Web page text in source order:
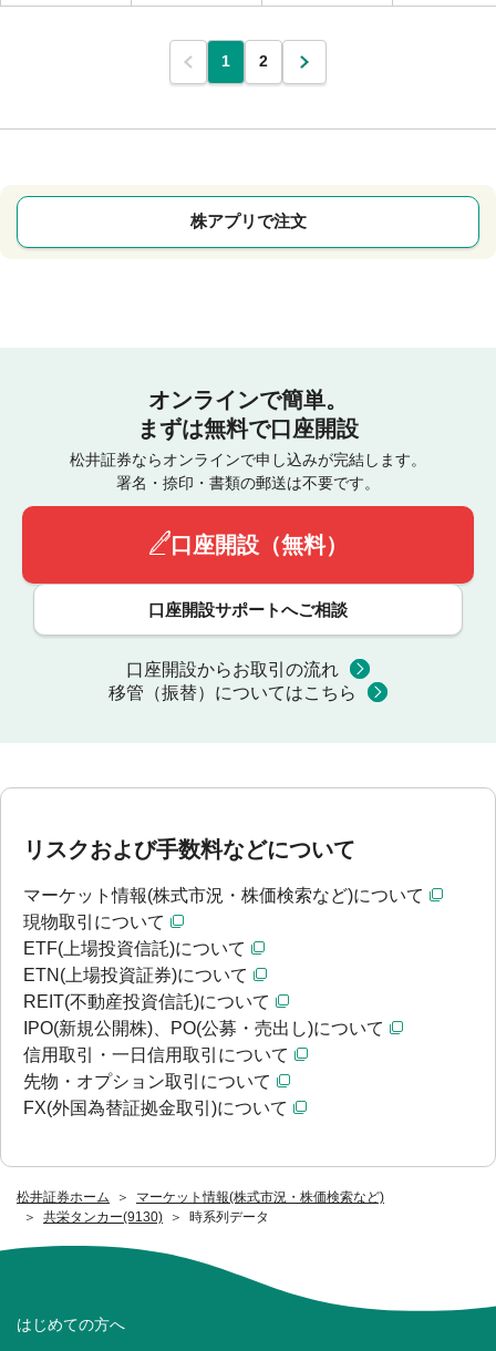
松井証券ホーム
マーケット情報(株式市況・株価検索など)
共栄タンカー(9130)
時系列データ
1 2
株アプリで注文
オンラインで簡単。
まずは無料で口座開設
松井証券ならオンラインで申し込みが完結します。
署名・捺印・書類の郵送は不要です。
口座開設（無料）
口座開設サポートへご相談
口座開設からお取引の流れ
移管（振替）についてはこちら
リスクおよび手数料などについて
マーケット情報(株式市況・株価検索など)について
現物取引について
ETF(上場投資信託)について
ETN(上場投資証券)について
REIT(不動産投資信託)について
IPO(新規公開株)、PO(公募・売出し)について
信用取引・一日信用取引について
先物・オプション取引について
FX(外国為替証拠金取引)について
はじめての方へ